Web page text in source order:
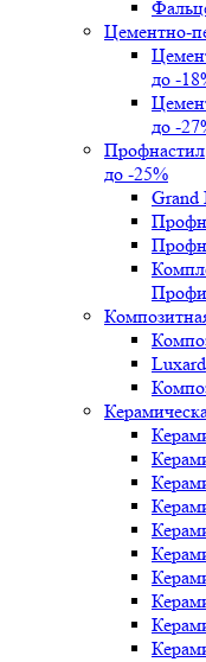
Цементно-
до -
до -
Профнастил
до -25%
Grand
Luxard